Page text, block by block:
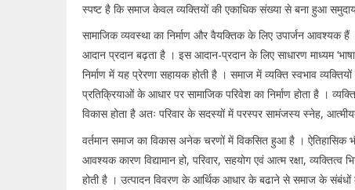
स्पष्ट है कि समाज केवल व्यक्तियों की एकाधिक संख्या से बना हुआ
सामाजिक व्यवस्था का निर्माण और वैयक्तिक के लिए उपार्जन आवश्यक
आदान प्रदान बढ़ता है । इस आदान-प्रदान के लिए साधारण माध्यम
निर्माण में यह प्रेरणा सहायक होती है । समाज में व्यक्ति स्वभाव
प्रतिक्रियाओं के आधार पर सामाजिक परिवेश का निर्माण होता है ।
विकास होता है अतः परिवार के सदस्यों में परस्पर सामंजस्य स्नेह,
वर्तमान समाज का विकास अनेक चरणों में विकसित हुआ है । ऐतिहासिक
आवश्यक कारण विद्यामान हो, परिवार, सहयोग एवं आत्म रक्षा,
होती है । उत्पादन विवरण के आर्थिक आधार के बढाने से समाज के